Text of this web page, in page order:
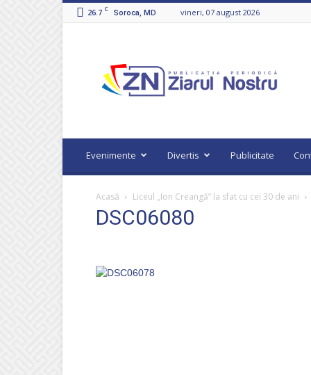
26.7 C Soroca, MD vineri, 07 august 2026
Nostru
Evenimente Divertis Publicitate
Acasă Liceul „Ion Creangă” la sfat cu cei 30 de ani
DSC06080